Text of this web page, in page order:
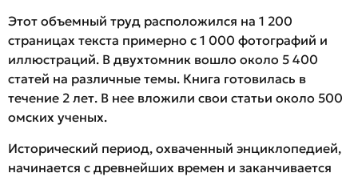
Этот объемный труд расположился на 1 200
страницах текста примерно с 1 000 фотографий и
иллюстраций. В двухтомник вошло около 5 400
статей на различные темы. Книга готовилась в
течение 2 лет. В нее вложили свои статьи около 500
омских ученых.
Исторический период, охваченный энциклопедией,
начинается с древнейших времен и заканчивается